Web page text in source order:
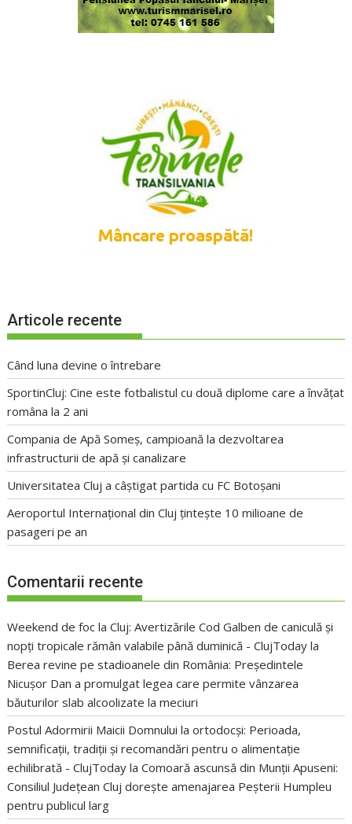
Articole recente
Când luna devine o întrebare
SportinCluj: Cine este fotbalistul cu două diplome care a învățat
româna la 2 ani
Compania de Apă Someș, campioană la dezvoltarea
infrastructurii de apă și canalizare
Universitatea Cluj a câștigat partida cu FC Botoșani
Aeroportul Internațional din Cluj țintește 10 milioane de
pasageri pe an
Comentarii recente
Weekend de foc la Cluj: Avertizările Cod Galben de caniculă și
nopți tropicale rămân valabile până duminică - ClujToday la
Berea revine pe stadioanele din România: Președintele
Nicușor Dan a promulgat legea care permite vânzarea
băuturilor slab alcoolizate la meciuri
Postul Adormirii Maicii Domnului la ortodocși: Perioada,
semnificații, tradiții și recomandări pentru o alimentație
echilibrată - ClujToday laComoară ascunsă din Munții Apuseni:
Consiliul Județean Cluj dorește amenajarea Peșterii Humpleu
pentru publicul larg